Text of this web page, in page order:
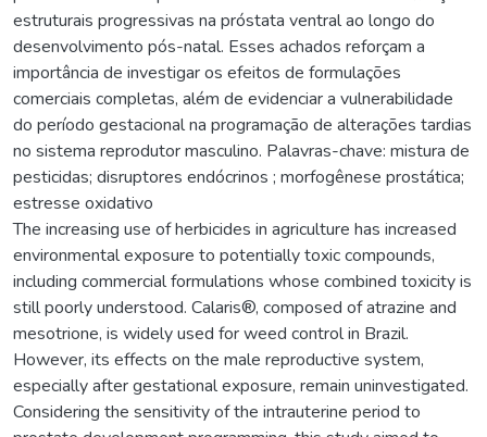
estruturais progressivas na próstata ventral ao longo do
desenvolvimento pós-natal. Esses achados reforçam a
importância de investigar os efeitos de formulações
comerciais completas, além de evidenciar a vulnerabilidade
do período gestacional na programação de alterações tardias
no sistema reprodutor masculino. Palavras-chave: mistura de
pesticidas; disruptores endócrinos ; morfogênese prostática;
estresse oxidativo
The increasing use of herbicides in agriculture has increased
environmental exposure to potentially toxic compounds,
including commercial formulations whose combined toxicity is
still poorly understood. Calaris®, composed of atrazine and
mesotrione, is widely used for weed control in Brazil.
However, its effects on the male reproductive system,
especially after gestational exposure, remain uninvestigated.
Considering the sensitivity of the intrauterine period to